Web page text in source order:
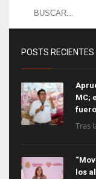
POSTS RECIENTES
MC;
Tras
los